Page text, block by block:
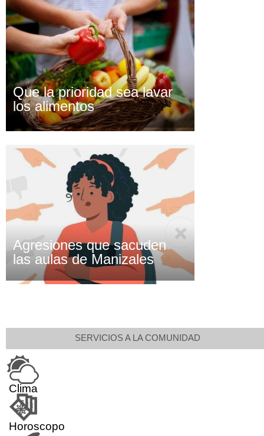
Que la prioridad sea lavar
los alimentos
Agresiones que sacuden
las aulas de Manizales
SERVICIOS A LA COMUNIDAD
Clima
Horoscopo